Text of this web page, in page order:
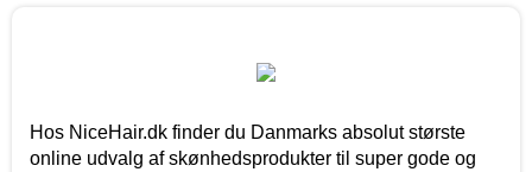
Hos NiceHair.dk finder du Danmarks absolut største
online udvalg af skønhedsprodukter til super gode og